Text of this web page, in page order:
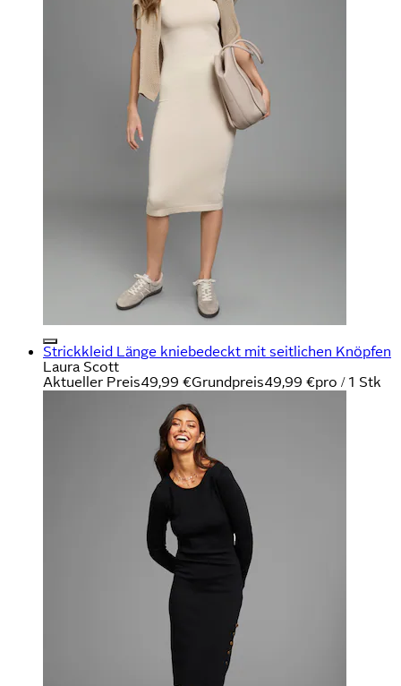
Strickkleid Länge kniebedeckt mit seitlichen Knöpfen
Laura Scott
Aktueller Preis49,99 €Grundpreis49,99 €pro / 1 Stk